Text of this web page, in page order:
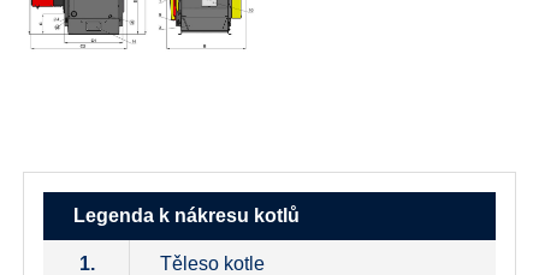
Legenda k nákresu kotlů
1. Těleso kotle